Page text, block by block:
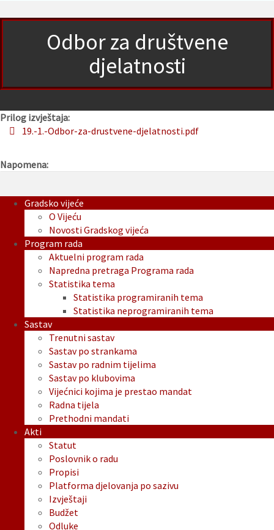
Odbor za društvene
djelatnosti
Prilog izvještaja:
19.-1.-Odbor-za-drustvene-djelatnosti.pdf
Napomena:
Gradsko vijeće
O Vijeću
Novosti Gradskog vijeća
Program rada
Aktuelni program rada
Napredna pretraga Programa rada
Statistika tema
Statistika programiranih tema
Statistika neprogramiranih tema
Sastav
Trenutni sastav
Sastav po strankama
Sastav po radnim tijelima
Sastav po klubovima
Vijećnici kojima je prestao mandat
Radna tijela
Prethodni mandati
Akti
Statut
Poslovnik o radu
Propisi
Platforma djelovanja po sazivu
Izvještaji
Budžet
Odluke